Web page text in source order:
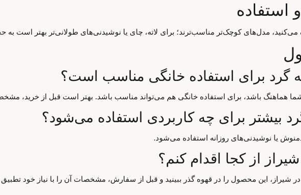
استفاده
مدل‌های کوچک‌تر مناسب‌ترند؛ برای لاته، چای یا نوشیدنی‌های طولانی‌تر بهتر است به
گرد برای استفاده خانگی مناسب است؟
شما هماهنگ باشد، برای استفاده خانگی هم می‌تواند مناسب باشد. بهتر است قبل از خرید،
بیشتر برای چه کاربردی استفاده می‌شود؟
یا نوشیدنی‌های روزانه استفاده می‌شود.
از کجا اقدام کنم؟
شیراز، این محصول را در قهوه گذر ببینید و قبل از سفارش، مشخصات آن را با نیاز خود تطبیق